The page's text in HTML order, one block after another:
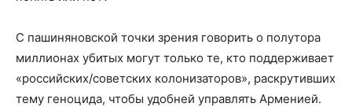
С пашиняновской точки зрения говорить о полутора
миллионах убитых могут только те, кто поддерживает
«российских/советских колонизаторов», раскрутивших
тему геноцида, чтобы удобней управлять Арменией.